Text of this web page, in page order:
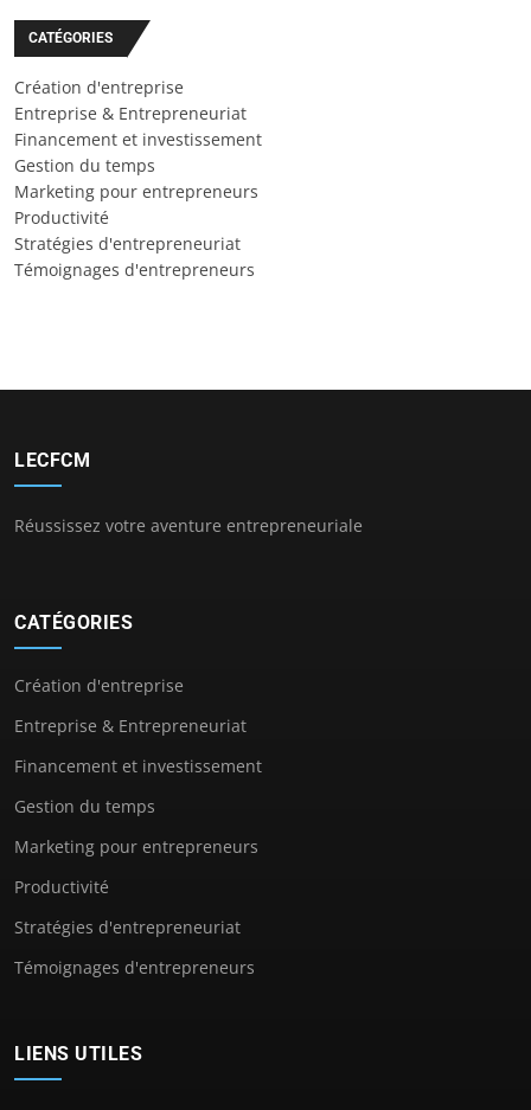
CATÉGORIES
Création d'entreprise
Entreprise & Entrepreneuriat
Financement et investissement
Gestion du temps
Marketing pour entrepreneurs
Productivité
Stratégies d'entrepreneuriat
Témoignages d'entrepreneurs
LECFCM
Réussissez votre aventure entrepreneuriale
CATÉGORIES
Création d'entreprise
Entreprise & Entrepreneuriat
Financement et investissement
Gestion du temps
Marketing pour entrepreneurs
Productivité
Stratégies d'entrepreneuriat
Témoignages d'entrepreneurs
LIENS UTILES